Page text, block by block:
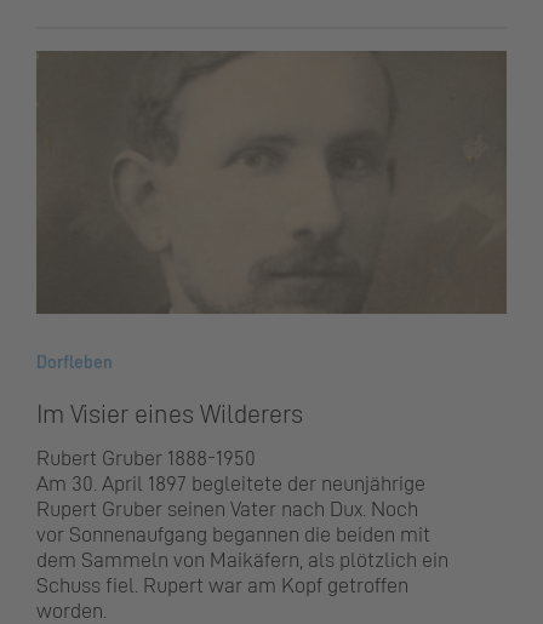
Dorfleben
Im Visier eines Wilderers
Rubert Gruber 1888-1950
Am 30. April 1897 begleitete der neunjährige
Rupert Gruber seinen Vater nach Dux. Noch
vor Sonnenaufgang begannen die beiden mit
dem Sammeln von Maikäfern, als plötzlich ein
Schuss fiel. Rupert war am Kopf getroffen
worden.